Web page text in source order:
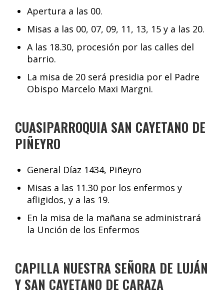
Apertura a las 00.
Misas a las 00, 07, 09, 11, 13, 15 y a las 20.
A las 18.30, procesión por las calles del
barrio.
La misa de 20 será presidia por el Padre
Obispo Marcelo Maxi Margni.
CUASIPARROQUIA SAN CAYETANO DE
PIÑEYRO
General Díaz 1434, Piñeyro
Misas a las 11.30 por los enfermos y
afligidos, y a las 19.
En la misa de la mañana se administrará
la Unción de los Enfermos
CAPILLA NUESTRA SEÑORA DE LUJÁN
Y SAN CAYETANO DE CARAZA